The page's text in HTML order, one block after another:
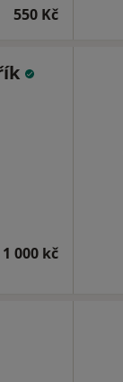
550 Kč
000 kč